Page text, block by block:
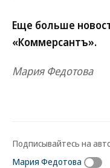
Еще больше
«Коммерсантъ».
Мария Федотова
Подписывайтесь на
Мария Федотова